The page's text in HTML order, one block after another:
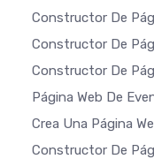
Constructor De
Constructor De
Constructor De
Página Web De
Crea Una Página
Constructor De